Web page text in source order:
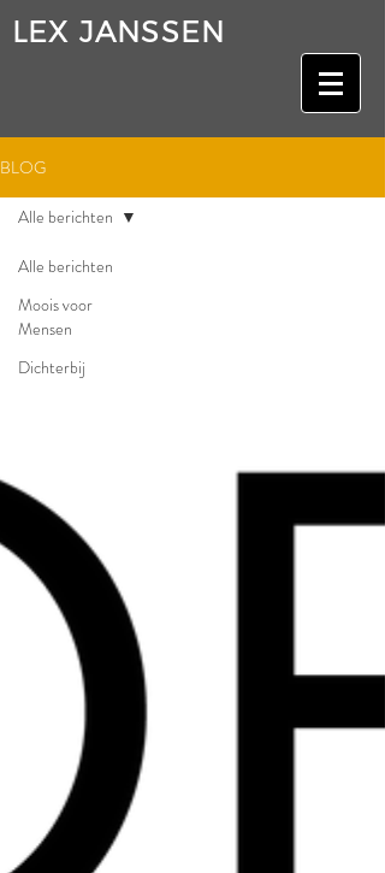
LEX JANSSEN
BLOG
Alle berichten
Moois voor
Mensen
Dichterbij
Alle berichten